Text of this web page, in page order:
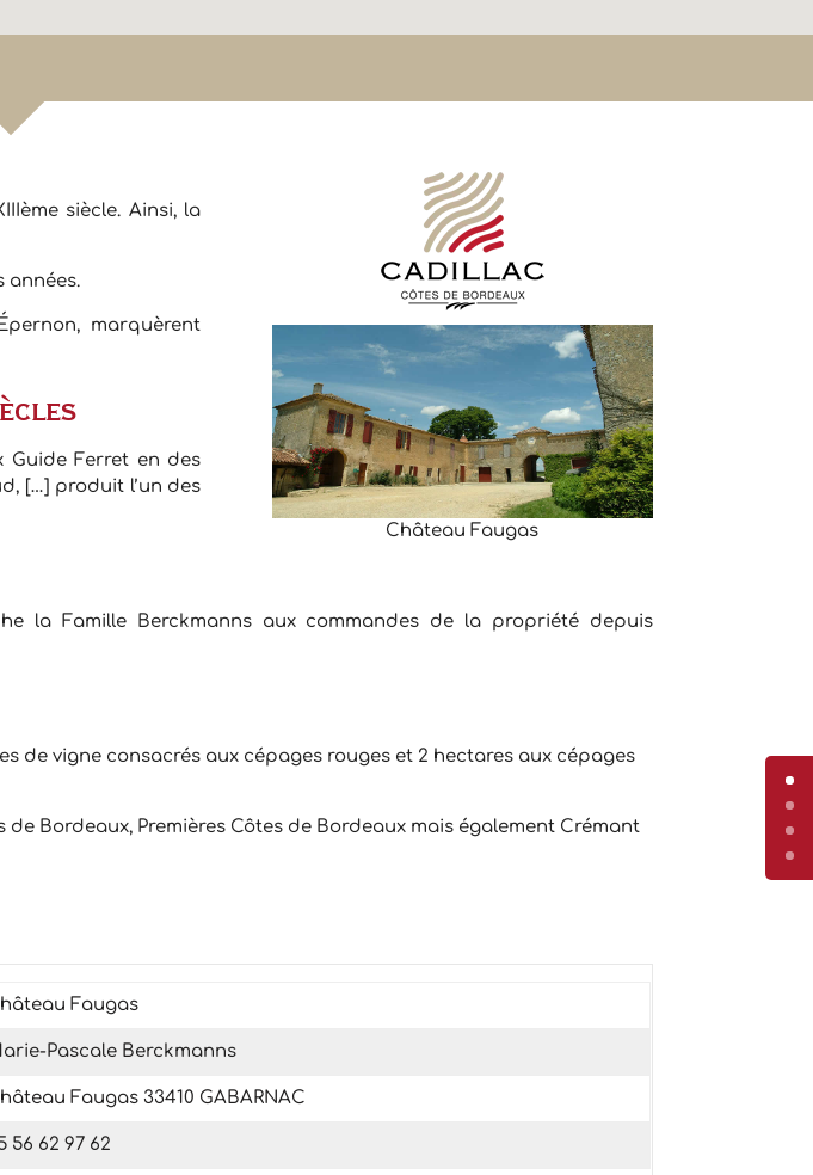
siècle. Ainsi, la
années.
marquèrent
Guide Ferret en des
[…] produit l’un des
Château Faugas
la Famille Berckmanns aux commandes de la propriété depuis
de vigne consacrés aux cépages rouges et 2 hectares aux cépages
Bordeaux, Premières Côtes de Bordeaux mais également Crémant
Faugas
Pascale Berckmanns
Faugas 33410 GABARNAC
56 62 97 62